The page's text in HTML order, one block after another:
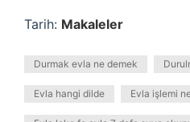
Tarih: Makaleler
Durmak evla ne demek
Evla hangi dilde Evla işlemi